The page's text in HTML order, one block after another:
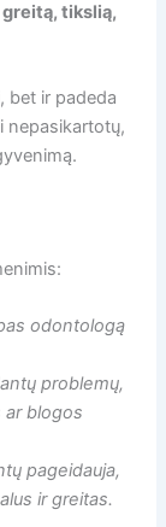
tikslią,
bet ir padeda
nepasikartotų,
odontologą
problemų,
ar blogos
pageidauja,
ir greitas.